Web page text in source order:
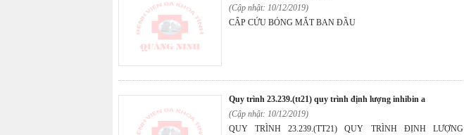
(Cập nhật: 10/12/2019)
CẤP CỨU BỎNG MẮT BAN ĐẦU
quy trình 23.239.(tt21) quy trình định lượng inhibin a
(Cập nhật: 10/12/2019)
QUY TRÌNH 23.239.(TT21) QUY TRÌNH ĐỊNH LƯỢNG